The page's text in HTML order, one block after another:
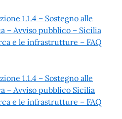
1.1.4 – Sostegno alle
– Avviso pubblico – Sicilia
e le infrastrutture – FAQ
1.1.4 – Sostegno alle
– Avviso pubblico Sicilia
e le infrastrutture – FAQ